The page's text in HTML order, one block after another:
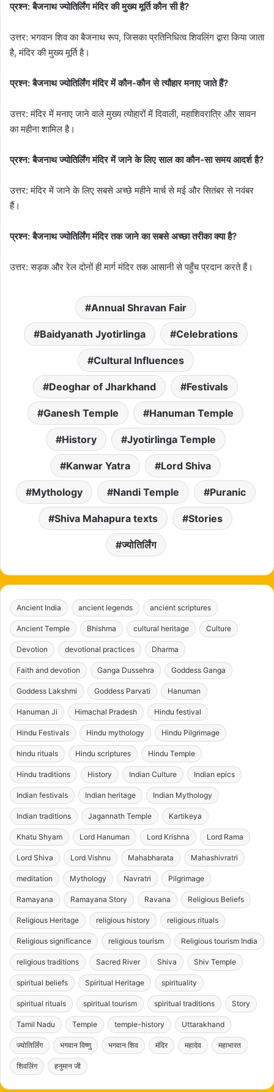
प्रश्न: बैजनाथ ज्योतिर्लिंग मंदिर की मुख्य मूर्ति कौन सी है?
उत्तर: भगवान शिव का बैजनाथ रूप, जिसका प्रतिनिधित्व शिवलिंग द्वारा किया जाता
है, मंदिर की मुख्य मूर्ति है।
प्रश्न: बैजनाथ ज्योतिर्लिंग मंदिर में कौन-कौन से त्यौहार मनाए जाते हैं?
उत्तर: मंदिर में मनाए जाने वाले मुख्य त्योहारों में दिवाली, महाशिवरात्रि और सावन
का महीना शामिल है।
प्रश्न: बैजनाथ ज्योतिर्लिंग मंदिर में जाने के लिए साल का कौन-सा समय आदर्श है?
उत्तर: मंदिर में जाने के लिए सबसे अच्छे महीने मार्च से मई और सितंबर से नवंबर
हैं।
प्रश्न: बैजनाथ ज्योतिर्लिंग मंदिर तक जाने का सबसे अच्छा तरीका क्या है?
उत्तर: सड़क और रेल दोनों ही मार्ग मंदिर तक आसानी से पहुँच प्रदान करते हैं।
Annual Shravan Fair
Baidyanath Jyotirlinga Celebrations
Cultural Influences
Deoghar of Jharkhand Festivals
Ganesh Temple Hanuman Temple
History Jyotirlinga Temple
Kanwar Yatra Lord Shiva
Mythology Nandi Temple Puranic
Shiva Mahapura texts Stories
ज्योतिर्लिंग
Ancient India ancient legends ancient scriptures
Ancient Temple Bhishma cultural heritage Culture
Devotion devotional practices Dharma
Faith and devotion Ganga Dussehra Goddess Ganga
Goddess Lakshmi Goddess Parvati Hanuman
Hanuman Ji Himachal Pradesh Hindu festival
Hindu Festivals Hindu mythology Hindu Pilgrimage
hindu rituals Hindu scriptures Hindu Temple
Hindu traditions History Indian Culture Indian epics
Indian festivals Indian heritage Indian Mythology
Indian traditions Jagannath Temple Kartikeya
Khatu Shyam Lord Hanuman Lord Krishna Lord Rama
Lord Shiva Lord Vishnu Mahabharata Mahashivratri
meditation Mythology Navratri Pilgrimage
Ramayana Ramayana Story Ravana Religious Beliefs
Religious Heritage religious history religious rituals
Religious significance religious tourism Religious tourism India
religious traditions Sacred River Shiva Shiv Temple
spiritual beliefs Spiritual Heritage spirituality
spiritual rituals spiritual tourism spiritual traditions Story
Tamil Nadu Temple temple-history Uttarakhand
ज्योतिर्लिंग भगवान विष्णु भगवान शिव मंदिर महादेव महाभारत
शिवलिंग हनुमान जी